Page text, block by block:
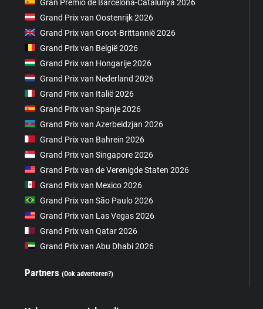
Gran Premio de Barcelona-Catalunya 2026
Grand Prix van Oostenrijk 2026
Grand Prix van Groot-Brittannië 2026
Grand Prix van België 2026
Grand Prix van Hongarije 2026
Grand Prix van Nederland 2026
Grand Prix van Italië 2026
Grand Prix van Spanje 2026
Grand Prix van Azerbeidzjan 2026
Grand Prix van Bahrein 2026
Grand Prix van Singapore 2026
Grand Prix van de Verenigde Staten 2026
Grand Prix van Mexico 2026
Grand Prix van São Paulo 2026
Grand Prix van Las Vegas 2026
Grand Prix van Qatar 2026
Grand Prix van Abu Dhabi 2026
Partners(Ook adverteren?)